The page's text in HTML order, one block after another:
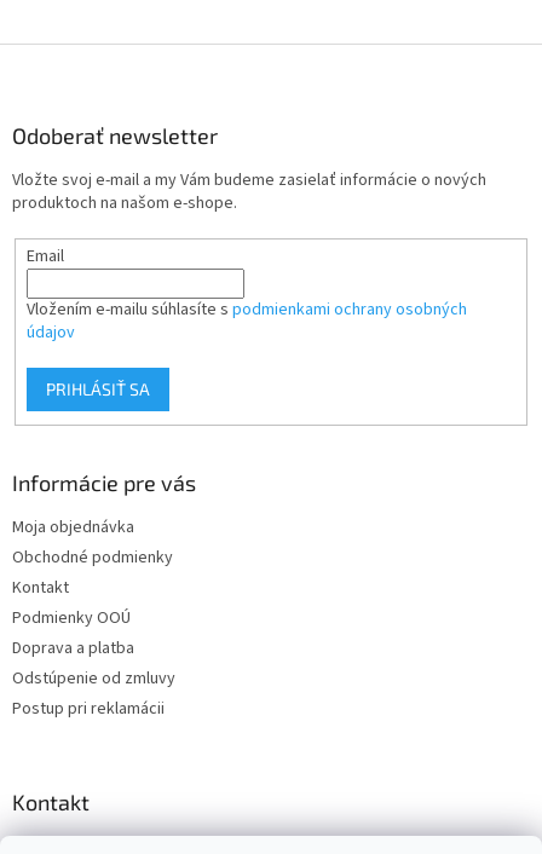
Odoberať newsletter
Vložte svoj e-mail a my Vám budeme zasielať informácie o nových
produktoch na našom e-shope.
Email
Vložením e-mailu súhlasíte s podmienkami ochrany osobných
údajov
PRIHLÁSIŤ SA
Informácie pre vás
Moja objednávka
Obchodné podmienky
Kontakt
Podmienky OOÚ
Doprava a platba
Odstúpenie od zmluvy
Postup pri reklamácii
Kontakt